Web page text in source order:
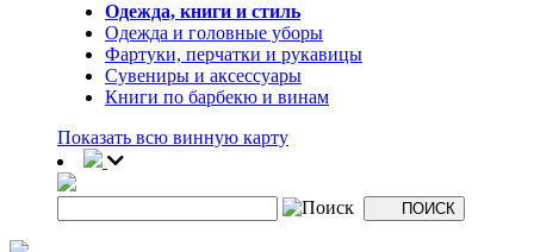
Одежда, книги и стиль
Одежда и головные уборы
Фартуки, перчатки и рукавицы
Сувениры и аксессуары
Книги по барбекю и винам
Показать всю винную карту